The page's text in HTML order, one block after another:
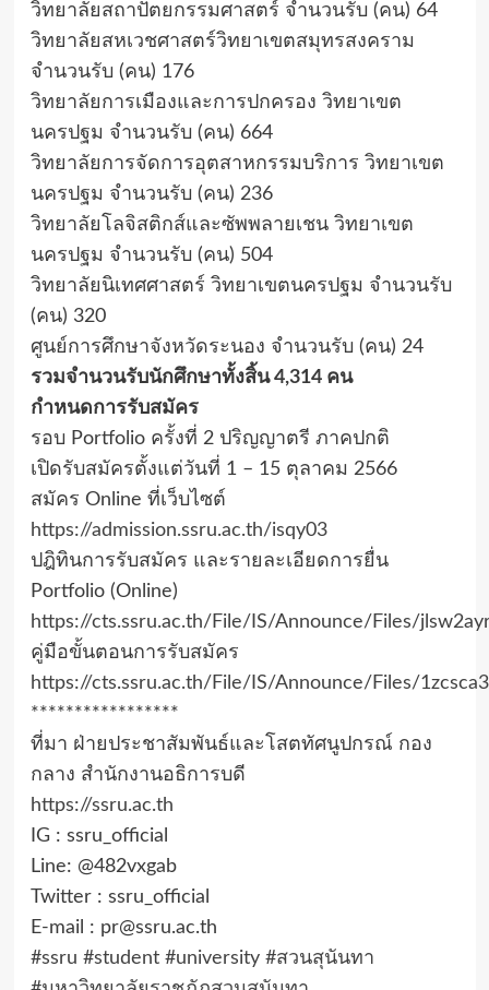
วิทยาลัยสถาปัตยกรรมศาสตร์ จำนวนรับ (คน) 64
วิทยาลัยสหเวชศาสตร์วิทยาเขตสมุทรสงคราม
จำนวนรับ (คน) 176
วิทยาลัยการเมืองและการปกครอง วิทยาเขต
นครปฐม จำนวนรับ (คน) 664
วิทยาลัยการจัดการอุตสาหกรรมบริการ วิทยาเขต
นครปฐม จำนวนรับ (คน) 236
วิทยาลัยโลจิสติกส์และซัพพลายเชน วิทยาเขต
นครปฐม จำนวนรับ (คน) 504
วิทยาลัยนิเทศศาสตร์ วิทยาเขตนครปฐม จำนวนรับ
(คน) 320
ศูนย์การศึกษาจังหวัดระนอง จำนวนรับ (คน) 24
รวมจำนวนรับนักศึกษาทั้งสิ้น 4,314 คน
กำหนดการรับสมัคร
รอบ Portfolio ครั้งที่ 2 ปริญญาตรี ภาคปกติ
เปิดรับสมัครตั้งแต่วันที่ 1 – 15 ตุลาคม 2566
สมัคร Online ที่เว็บไซต์
https://admission.ssru.ac.th/isqy03
ปฎิทินการรับสมัคร และรายละเอียดการยื่น
Portfolio (Online)
https://cts.ssru.ac.th/File/IS/Announce/Files/
คู่มือขั้นตอนการรับสมัคร
https://cts.ssru.ac.th/File/IS/Announce/Files/
*****************
ที่มา ฝ่ายประชาสัมพันธ์และโสตทัศนูปกรณ์ กอง
กลาง สำนักงานอธิการบดี
https://ssru.ac.th
IG : ssru_official
Line: @482vxgab
Twitter : ssru_official
E-mail : pr@ssru.ac.th
#ssru #student #university #สวนสุนันทา